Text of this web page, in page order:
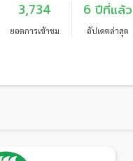
3,734
ยอดการเข้าชม
6 ปีที่แล้ว
อัปเดตล่าสุด